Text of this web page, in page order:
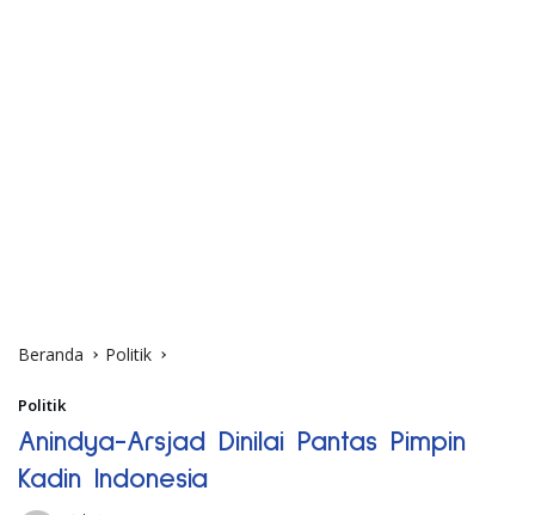
Beranda Politik
Politik
Anindya-Arsjad Dinilai Pantas Pimpin
Kadin Indonesia